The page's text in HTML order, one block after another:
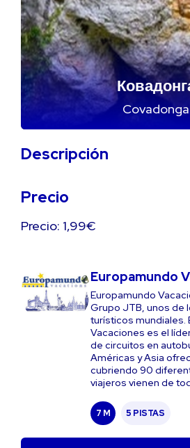
Covadonga
Descripción
Precio
Precio: 1,99€
Europamundo
Europamundo
Grupo JTB, unos de
turísticos mundiales.
Vacaciones es el
de circuitos en
Américas y Asia
cubriendo 90
viajeros vienen de
7 M 5 PISTAS